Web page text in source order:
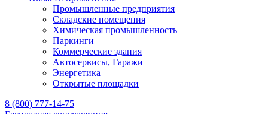
Промышленные предприятия
Складские помещения
Химическая промышленность
Паркинги
Коммерческие здания
Автосервисы, Гаражи
Энергетика
Открытые площадки
8 (800) 777-14-75